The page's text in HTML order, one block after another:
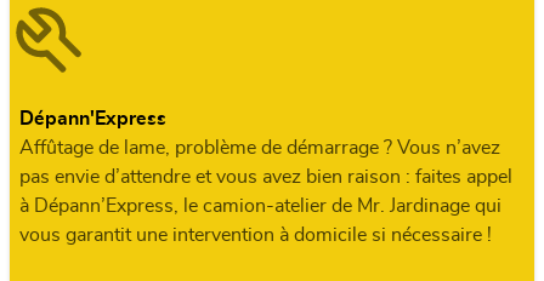
Dépann'Express
Affûtage de lame, problème de démarrage ? Vous n’avez
pas envie d’attendre et vous avez bien raison : faites appel
à Dépann’Express, le camion-atelier de Mr. Jardinage qui
vous garantit une intervention à domicile si nécessaire !